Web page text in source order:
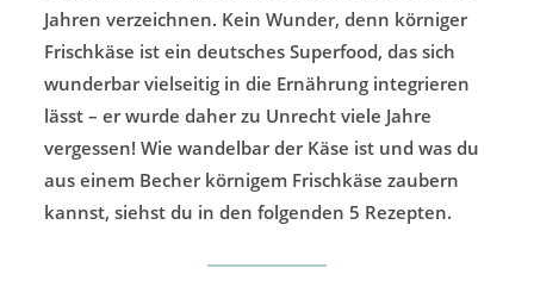
Jahren verzeichnen. Kein Wunder, denn körniger
Frischkäse ist ein deutsches Superfood, das sich
wunderbar vielseitig in die Ernährung integrieren
lässt – er wurde daher zu Unrecht viele Jahre
vergessen! Wie wandelbar der Käse ist und was du
aus einem Becher körnigem Frischkäse zaubern
kannst, siehst du in den folgenden 5 Rezepten.